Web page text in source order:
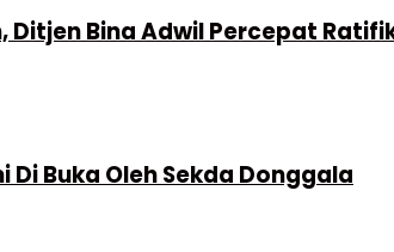
Ditjen Bina Adwil Percepat
Di Buka Oleh Sekda Donggala